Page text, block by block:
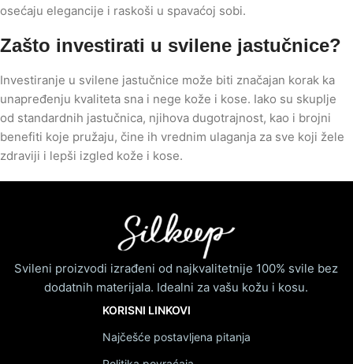
osećaju elegancije i raskoši u spavaćoj sobi.
Zašto investirati u svilene jastučnice?
Investiranje u svilene jastučnice može biti značajan korak ka
unapređenju kvaliteta sna i nege kože i kose. Iako su skuplje
od standardnih jastučnica, njihova dugotrajnost, kao i brojni
benefiti koje pružaju, čine ih vrednim ulaganja za sve koji žele
zdraviji i lepši izgled kože i kose.
Svileni proizvodi izrađeni od najkvalitetnije 100% svile bez
dodatnih materijala. Idealni za vašu kožu i kosu.
KORISNI LINKOVI
Najčešće postavljena pitanja